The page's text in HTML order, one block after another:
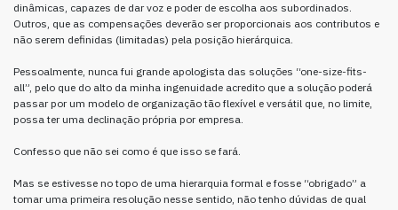
dinâmicas, capazes de dar voz e poder de escolha aos subordinados.
Outros, que as compensações deverão ser proporcionais aos contributos e
não serem definidas (limitadas) pela posição hierárquica.
Pessoalmente, nunca fui grande apologista das soluções “one-size-fits-
all”, pelo que do alto da minha ingenuidade acredito que a solução poderá
passar por um modelo de organização tão flexível e versátil que, no limite,
possa ter uma declinação própria por empresa.
Confesso que não sei como é que isso se fará.
Mas se estivesse no topo de uma hierarquia formal e fosse “obrigado” a
tomar uma primeira resolução nesse sentido, não tenho dúvidas de qual